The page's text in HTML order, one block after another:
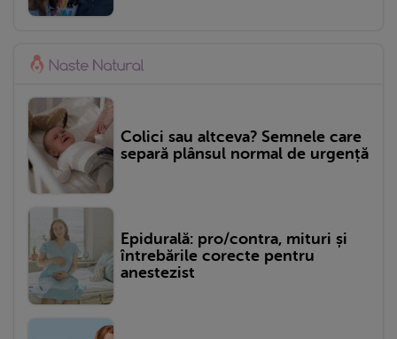
Colici sau altceva? Semnele care
separă plânsul normal de urgență
Epidurală: pro/contra, mituri și
întrebările corecte pentru
anestezist